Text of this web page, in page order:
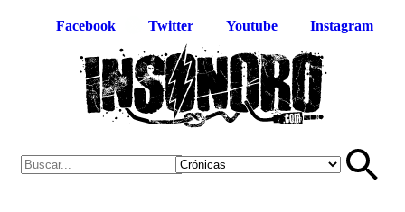
Facebook Twitter Youtube Instagram